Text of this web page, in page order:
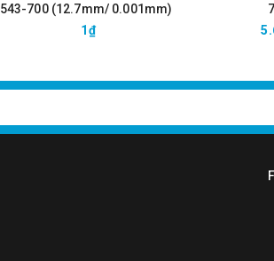
543-700 (12.7mm/ 0.001mm)
1₫